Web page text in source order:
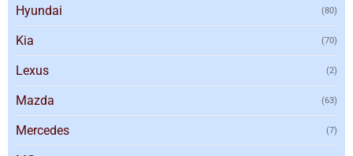
Hyundai (80)
Kia (70)
Lexus (2)
Mazda (63)
Mercedes (7)